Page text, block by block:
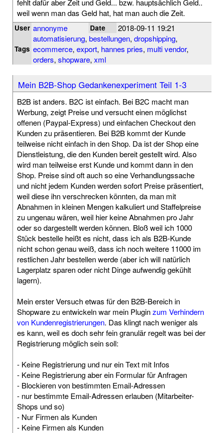
weil wenn man das Geld hat, hat man auch die Zeit.
User annonyme Date 2018-09-11 19:21
Tags
automatisierung, bestellungen, dropshipping,
ecommerce, export, hannes pries, multi vendor,
orders, shopware, xml
Mein B2B-Shop Gedankenexperiment Teil 1-3
B2B ist anders. B2C ist einfach. Bei B2C macht man
Werbung, zeigt Preise und versucht einen möglichst
offenen (Paypal-Express) und einfachen Checkout den
Kunden zu präsentieren. Bei B2B kommt der Kunde
teilweise nicht einfach in den Shop. Da ist der Shop eine
Dienstleistung, die den Kunden bereit gestellt wird. Also
wird man teilweise erst Kunde und kommt dann in den
Shop. Preise sind oft auch so eine Verhandlungssache
und nicht jedem Kunden werden sofort Preise präsentiert,
weil diese ihn verschrecken könnten, da man mit
Abnahmen in kleinen Mengen kalkuliert und Staffelpreise
zu ungenau wären, weil hier keine Abnahmen pro Jahr
oder so dargestellt werden können. Bloß weil ich 1000
Stück bestelle heißt es nicht, dass ich als B2B-Kunde
nicht schon genau weiß, dass ich noch weitere 11000 im
restlichen Jahr bestellen werde (aber ich will natürlich
Lagerplatz sparen oder nicht Dinge aufwendig gekühlt
lagern).
Mein erster Versuch etwas für den B2B-Bereich in
Shopware zu entwickeln war mein Pluginzum Verhindern
von Kundenregistrierungen. Das klingt nach weniger als
es kann, weil es doch sehr fein granulär regelt was bei der
Registrierung möglich sein soll:
- Keine Registrierung und nur ein Text mit Infos
- Keine Registrierung aber ein Formular für Anfragen
- Blockieren von bestimmten Email-Adressen
- nur bestimmte Email-Adressen erlauben (Mitarbeiter-
Shops und so)
- Nur Firmen als Kunden
- Keine Firmen als Kunden